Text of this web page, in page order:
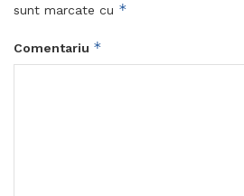
sunt marcate cu *
Comentariu *